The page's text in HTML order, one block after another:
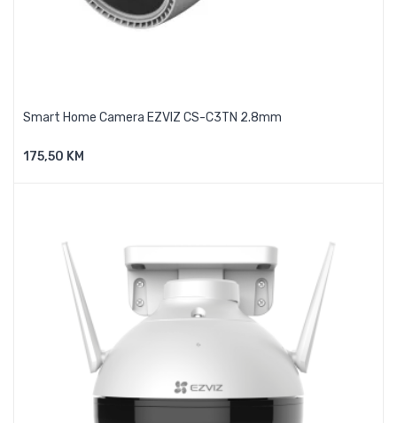
Smart Home Camera EZVIZ CS-C3TN 2.8mm
175,50 KMDodaj U Košaricu